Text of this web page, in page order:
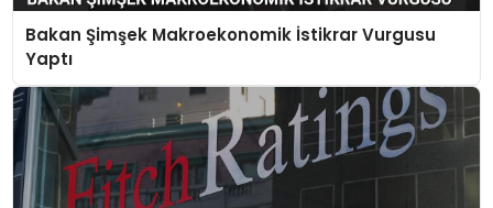
Bakan Şimşek Makroekonomik İstikrar Vurgusu
Yaptı